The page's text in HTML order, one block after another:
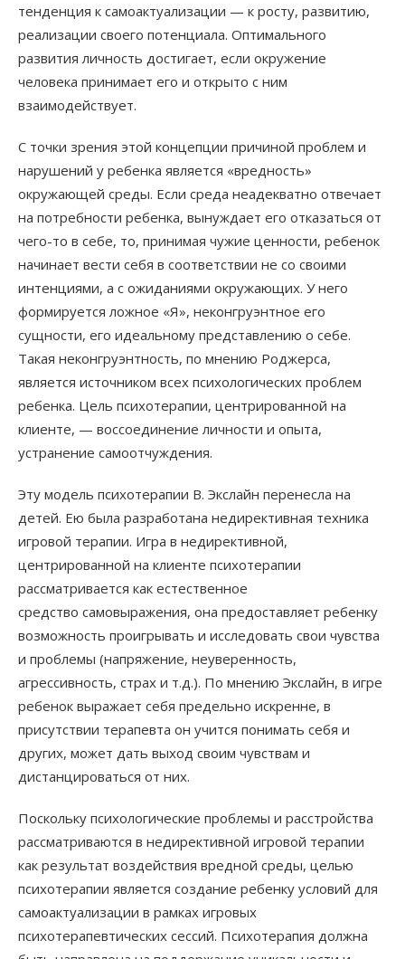
тенденция к самоактуализации — к росту, развитию,
реализации своего потенциала. Оптимального
развития личность достигает, если окружение
человека принимает его и открыто с ним
взаимодействует.
С точки зрения этой концепции причиной проблем и
нарушений у ребенка является «вредность»
окружающей среды. Если среда неадекватно отвечает
на потребности ребенка, вынуждает его отказаться от
чего-то в себе, то, принимая чужие ценности, ребенок
начинает вести себя в соответствии не со своими
интенциями, а с ожиданиями окружающих. У него
формируется ложное «Я», неконгруэнтное его
сущности, его идеальному представлению о себе.
Такая неконгруэнтность, по мнению Роджерса,
является источником всех психологических проблем
ребенка. Цель психотерапии, центрированной на
клиенте, — воссоединение личности и опыта,
устранение самоотчуждения.
Эту модель психотерапии В. Экслайн перенесла на
детей. Ею была разработана недирективная техника
игровой терапии. Игра в недирективной,
центрированной на клиенте психотерапии
рассматривается как естественное
средство самовыражения, она предоставляет ребенку
возможность проигрывать и исследовать свои чувства
и проблемы (напряжение, неуверенность,
агрессивность, страх и т.д.). По мнению Экслайн, в игре
ребенок выражает себя предельно искренне, в
присутствии терапевта он учится понимать себя и
других, может дать выход своим чувствам и
дистанцироваться от них.
Поскольку психологические проблемы и расстройства
рассматриваются в недирективной игровой терапии
как результат воздействия вредной среды, целью
психотерапии является создание ребенку условий для
самоактуализации в рамках игровых
психотерапевтических сессий. Психотерапия должна